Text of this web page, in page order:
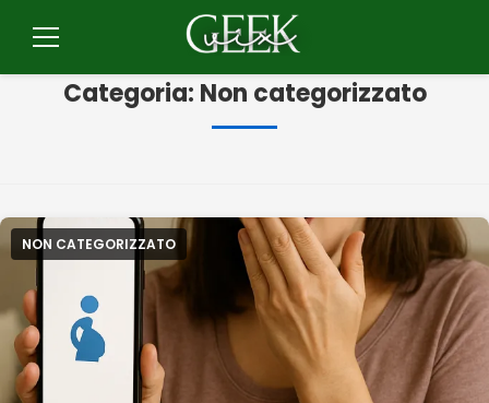
contenuto
Menu
Categoria: Non categorizzato
NON CATEGORIZZATO